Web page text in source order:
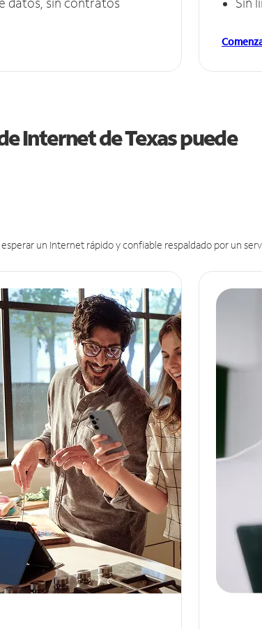
Internet de Texas puede
un Internet rápido y confiable respaldado por un